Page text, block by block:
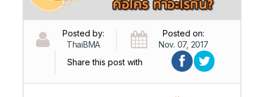
Posted by:
ThaiBMA
Posted on:
Nov. 07, 2017
Share this post with